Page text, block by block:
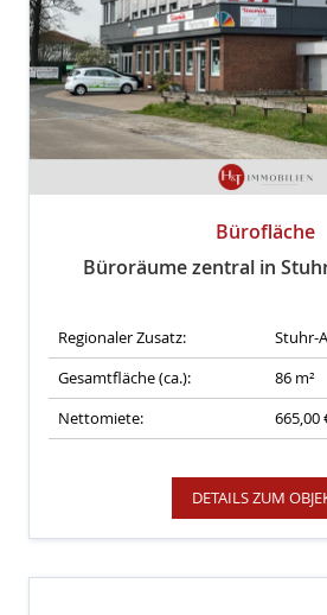
Bürofläche
Büroräume zentral in
Regionaler Zusatz:
Stuhr-
Gesamtfläche (ca.):
86 m²
Nettomiete:
665,00
DETAILS ZUM